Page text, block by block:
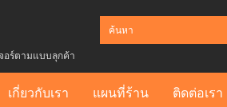
อร์ตามแบบลุกค้า
เกี่ยวกับเรา แผนที่ร้าน ติดต่อเรา